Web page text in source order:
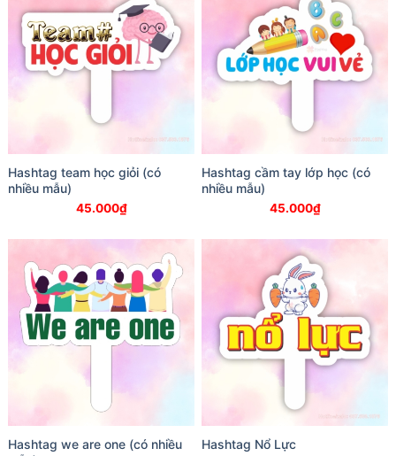
Hashtag team học giỏi (có
nhiều mẫu)
45.000₫
Hashtag cầm tay lớp học (có
nhiều mẫu)
45.000₫
Hashtag we are one (có nhiều
Hashtag Nổ Lực